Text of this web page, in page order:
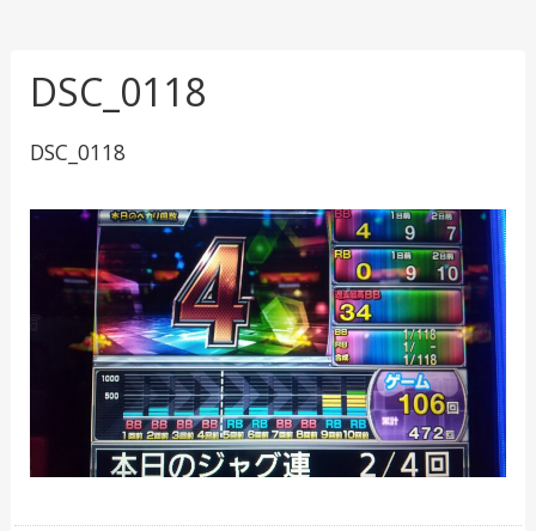
DSC_0118
DSC_0118